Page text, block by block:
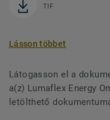
TIF
Lásson többet
Látogasson el a
a(z) Lumaflex Energy
letölthető